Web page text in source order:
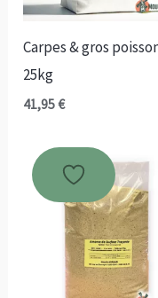
Carpes & gros
25kg
41,95€